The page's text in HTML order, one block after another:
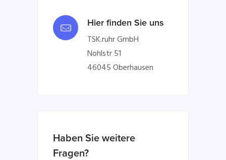
Hier finden Sie uns
TSK.ruhr GmbH
Nohlstr 51
46045 Oberhausen
Haben Sie weitere
Fragen?